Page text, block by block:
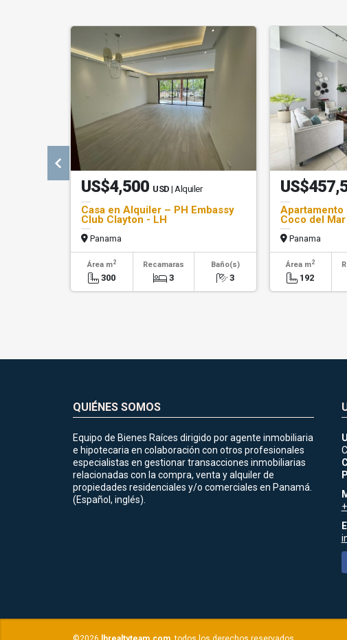
US$4,500 USD | Alquiler
Casa en Alquiler – PH Embassy
Club Clayton - LH
Panama
Área m2
300
Recamaras
3
Baño(s)
3
Apartamento
Coco del
Panama
Área m2
192
QUIÉNES SOMOS
Equipo de Bienes Raíces dirigido por agente inmobiliaria
e hipotecaria en colaboración con otros profesionales
especialistas en gestionar transacciones inmobiliarias
relacionadas con la compra, venta y alquiler de
propiedades residenciales y/o comerciales en Panamá.
(Español, inglés).